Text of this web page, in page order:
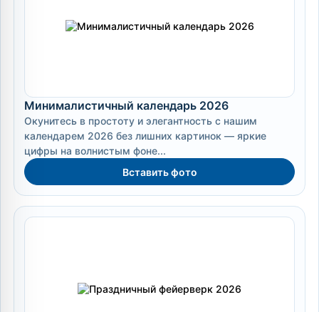
Минималистичный календарь 2026
Окунитесь в простоту и элегантность с нашим
календарем 2026 без лишних картинок — яркие
цифры на волнистым фоне...
Вставить фото